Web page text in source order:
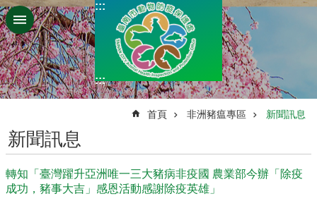
跳到主要內容區塊
:::
:::
首頁 非洲豬瘟專區 新聞訊息
新聞訊息
轉知「臺灣躍升亞洲唯一三大豬病非疫國 農業部今辦「除疫
成功，豬事大吉」感恩活動感謝除疫英雄」